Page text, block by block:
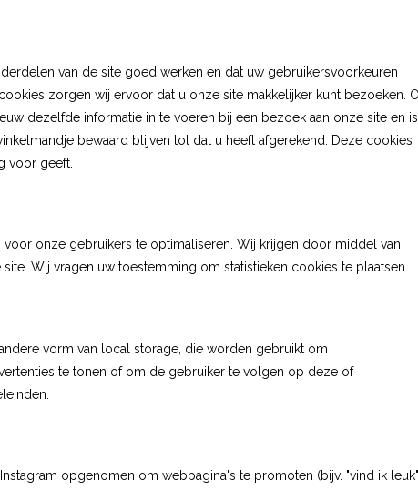
van de site goed werken en dat uw gebruikersvoorkeuren
zorgen wij ervoor dat u onze site makkelijker kunt bezoeken.
dezelfde informatie in te voeren bij een bezoek aan onze site en is
bewaard blijven tot dat u heeft afgerekend. Deze cookies
voor geeft.
onze gebruikers te optimaliseren. Wij krijgen door middel van
Wij vragen uw toestemming om statistieken cookies te plaatsen.
vorm van local storage, die worden gebruikt om
te tonen of om de gebruiker te volgen op deze of
opgenomen om webpagina's te promoten (bijv. "vind ik